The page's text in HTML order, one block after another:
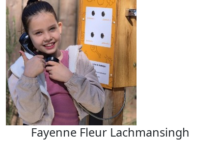
Fayenne Fleur Lachmansingh